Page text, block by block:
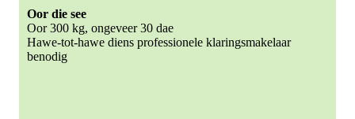
Oor die see
Oor 300 kg, ongeveer 30 dae
Hawe-tot-hawe diens professionele klaringsmakelaar
benodig